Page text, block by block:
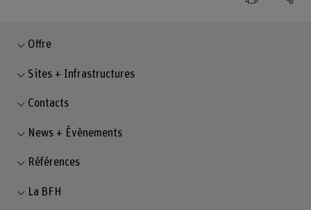
Offre
Sites + Infrastructures
Contacts
News + Évènements
Références
La BFH